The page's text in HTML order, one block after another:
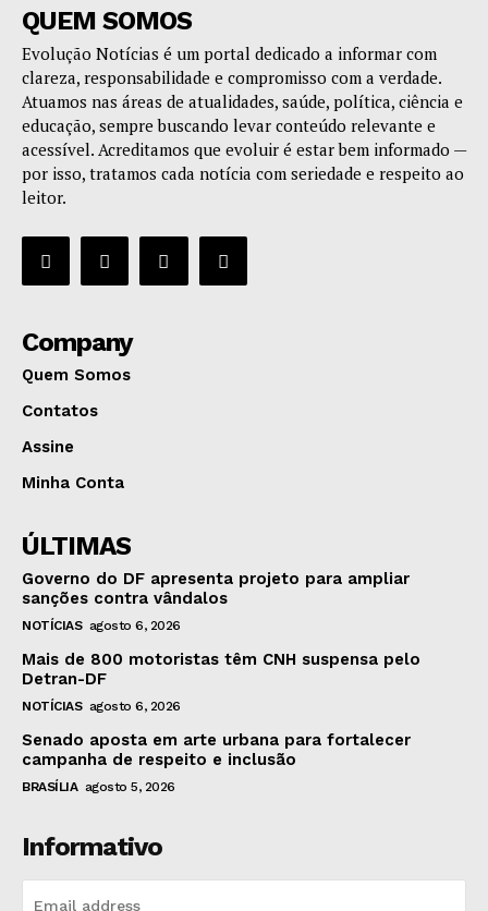
QUEM SOMOS
Evolução Notícias é um portal dedicado a informar com
clareza, responsabilidade e compromisso com a verdade.
Atuamos nas áreas de atualidades, saúde, política, ciência e
educação, sempre buscando levar conteúdo relevante e
acessível. Acreditamos que evoluir é estar bem informado —
por isso, tratamos cada notícia com seriedade e respeito ao
leitor.
Company
Quem Somos
Contatos
Assine
Minha Conta
ÚLTIMAS
Governo do DF apresenta projeto para ampliar
sanções contra vândalos
NOTÍCIAS agosto 6, 2026
Mais de 800 motoristas têm CNH suspensa pelo
Detran-DF
NOTÍCIAS agosto 6, 2026
Senado aposta em arte urbana para fortalecer
campanha de respeito e inclusão
BRASÍLIA agosto 5, 2026
Informativo